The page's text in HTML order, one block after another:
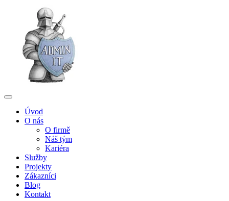
Úvod
O nás
O firmě
Náš tým
Kariéra
Služby
Projekty
Zákazníci
Blog
Kontakt